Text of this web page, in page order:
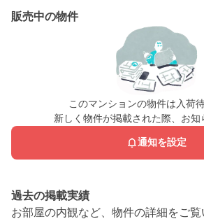
販売中の物件
このマンションの物件は入荷待
新しく物件が掲載された際、お知
通知を設定
過去の掲載実績
お部屋の内観など、物件の詳細をご覧